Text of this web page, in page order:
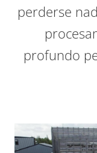
perderse
profundo